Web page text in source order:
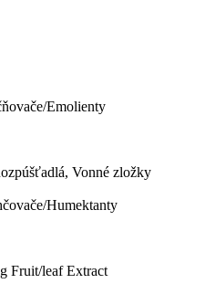
Emolienty
Vonné zložky
Humektanty
Fruit/leaf Extract